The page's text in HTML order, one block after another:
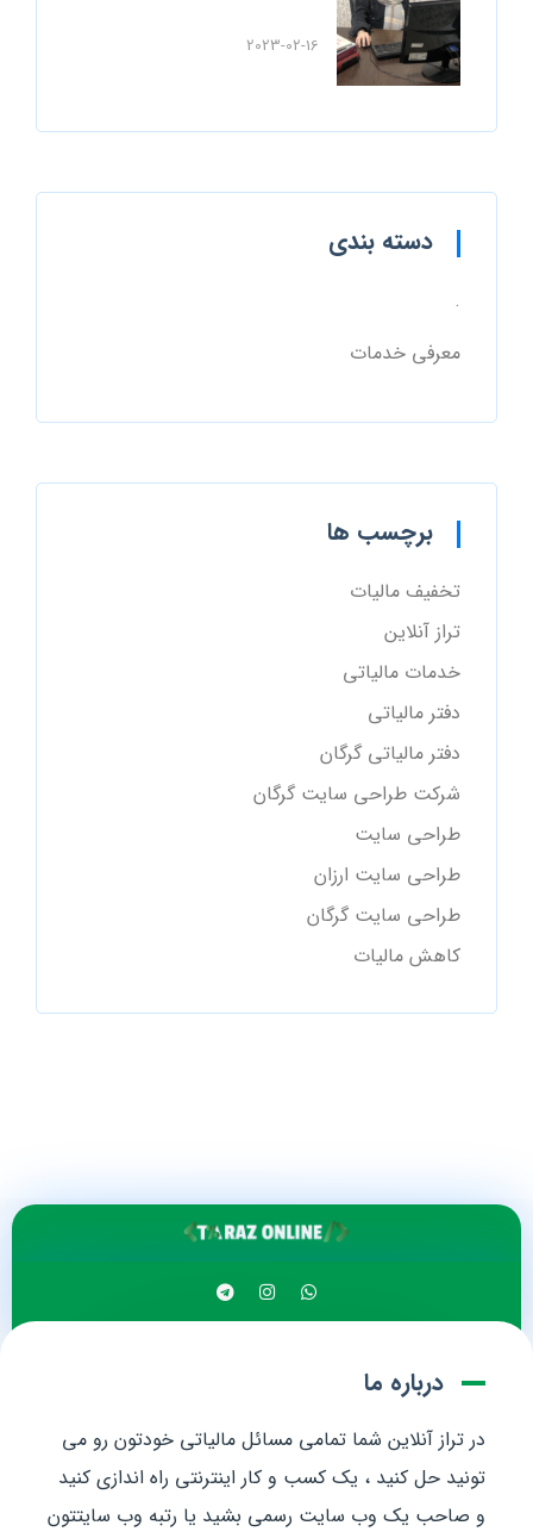
2023-02-16
دسته بندی
.
معرفی خدمات
برچسب ها
تخفیف مالیات
تراز آنلاین
خدمات مالیاتی
دفتر مالیاتی
دفتر مالیاتی گرگان
شرکت طراحی سایت گرگان
طراحی سایت
طراحی سایت ارزان
طراحی سایت گرگان
کاهش مالیات
درباره ما
در تراز آنلاین شما تمامی مسائل مالیاتی خودتون رو می
تونید حل کنید ، یک کسب و کار اینترنتی راه اندازی کنید
و صاحب یک وب سایت رسمی بشید یا رتبه وب سایتتون